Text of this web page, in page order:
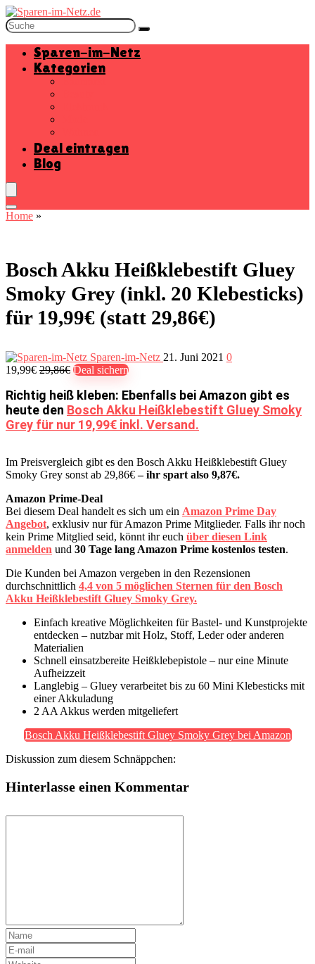
Sparen-im-Netz
Kategorien
Deal eintragen
Blog
Home »
Bosch Akku Heißklebestift Gluey
Smoky Grey (inkl. 20 Klebesticks)
für 19,99€ (statt 29,86€)
Sparen-im-Netz 21. Juni 2021 0
19,99€ 29,86€ Deal sichern
Richtig heiß kleben: Ebenfalls bei Amazon gibt es
heute den Bosch Akku Heißklebestift Gluey Smoky
Grey für nur 19,99€ inkl. Versand.
Im Preisvergleich gibt es den Bosch Akku Heißklebestift Gluey
Smoky Grey sonst ab 29,86€– ihr spart also 9,87€.
Amazon Prime-Deal
Bei diesem Deal handelt es sich um ein Amazon Prime Day
Angebot, exklusiv nur für Amazon Prime Mitglieder. Falls ihr noch
kein Prime Mitglied seid, könnt ihr euch über diesen Link
anmelden und 30 Tage lang Amazon Prime kostenlos testen.
Die Kunden bei Amazon vergeben in den Rezensionen
durchschnittlich 4,4 von 5 möglichen Sternen für den Bosch
Akku Heißklebestift Gluey Smoky Grey.
Einfach kreative Möglichkeiten für Bastel- und Kunstprojekte
entdecken – nutzbar mit Holz, Stoff, Leder oder anderen
Materialien
Schnell einsatzbereite Heißklebepistole – nur eine Minute
Aufheizzeit
Langlebig – Gluey verarbeitet bis zu 60 Mini Klebesticks mit
einer Akkuladung
2 AA Akkus werden mitgeliefert
Bosch Akku Heißklebestift Gluey Smoky Grey bei Amazon
Diskussion zum diesem Schnäppchen:
Hinterlasse einen Kommentar